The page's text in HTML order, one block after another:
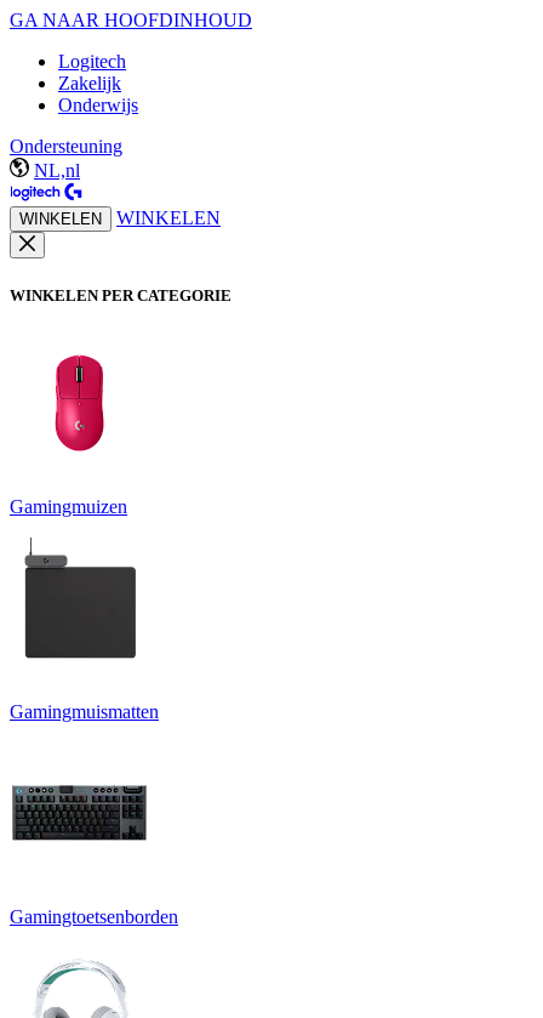
GA NAAR HOOFDINHOUD
Logitech
Zakelijk
Onderwijs
Ondersteuning
NL,nl
WINKELEN WINKELEN
WINKELEN PER CATEGORIE
Gamingmuizen
Gamingmuismatten
Gamingtoetsenborden